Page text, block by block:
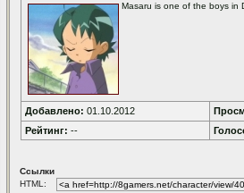
Masaru is one of the boys in
Добавлено: 01.10.2012
Рейтинг: --
Ссылки
HTML: